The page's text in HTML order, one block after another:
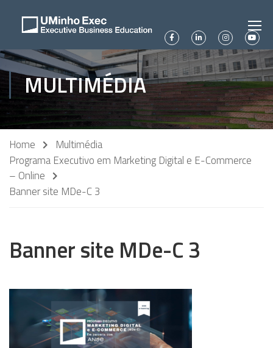
MULTIMÉDIA
Home
Multimédia
Programa Executivo em Marketing Digital e E-Commerce
– Online
Banner site MDe-C 3
Banner site MDe-C 3